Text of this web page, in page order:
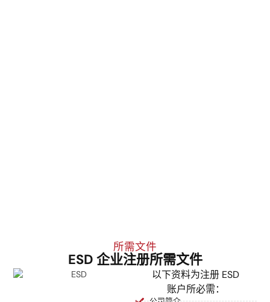
所需文件
ESD 企业注册所需文件
以下资料为注册 ESD
账户所必需：